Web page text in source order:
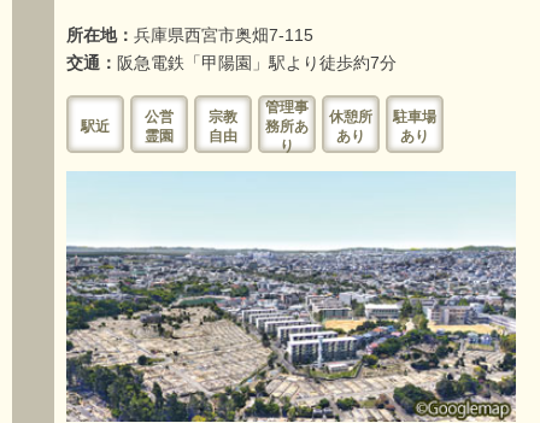
所在地： 兵庫県西宮市奥畑7-115
交通： 阪急電鉄「甲陽園」駅より徒歩約7分
駅近
公営
霊園
宗教
自由
管理事
務所あ
り
休憩所
あり
駐車場
あり